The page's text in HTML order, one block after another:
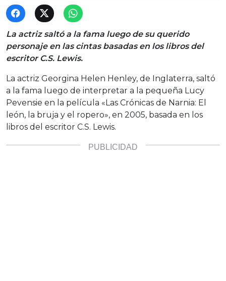
La actriz saltó a la fama luego de su querido
personaje en las cintas basadas en los libros del
escritor C.S. Lewis.
La actriz Georgina Helen Henley, de Inglaterra, saltó
a la fama luego de interpretar a la pequeña Lucy
Pevensie en la película «Las Crónicas de Narnia: El
león, la bruja y el ropero», en 2005, basada en los
libros del escritor C.S. Lewis.